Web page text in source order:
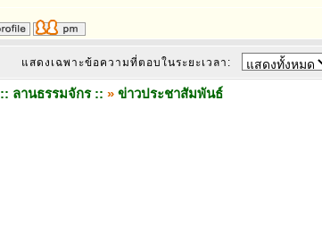
แสดงเฉพาะข้อความที่ตอบในระยะเวลา:
:: ลานธรรมจักร :: » ข่าวประชาสัมพันธ์